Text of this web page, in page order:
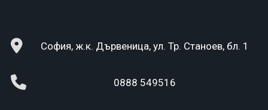
София, ж.к. Дървеница, ул. Тр. Станоев, бл. 1
0888 549516